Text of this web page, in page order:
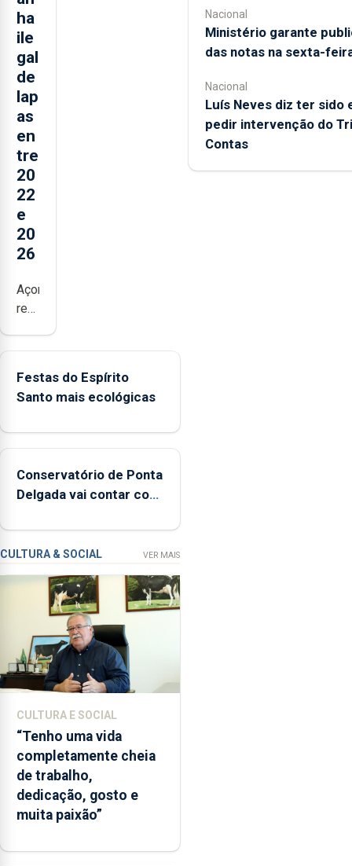
ha
ile
gal
de
lap
as
en
tre
20
22
e
20
26
Açores
registaram
ocorrências
e
inspeções
relacionadas
a
apanha
ilegal
2022
e
2026.
ilha
das
Flores
apresenta
um
“decréscimo
da
Festas do Espírito
Santo mais ecológicas
Conservatório de Ponta
Delgada vai contar com
CULTURA & SOCIAL VER MAIS
CULTURA E SOCIAL
“Tenho uma vida
completamente cheia
de trabalho,
dedicação, gosto e
muita paixão”
Nacional
Ministério garante
das notas na sexta-
Nacional
Luís Neves diz ter sido
pedir intervenção do
Contas